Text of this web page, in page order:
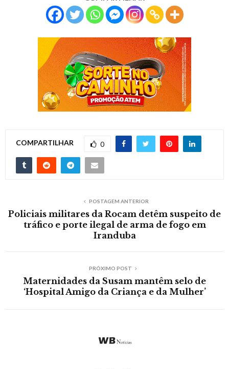
COMPARTILHAR 0
POSTAGEM ANTERIOR
Policiais militares da Rocam detêm suspeito de
tráfico e porte ilegal de arma de fogo em
Iranduba
PRÓXIMO POST
Maternidades da Susam mantêm selo de
‘Hospital Amigo da Criança e da Mulher’